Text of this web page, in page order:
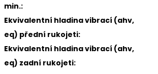
min.:
Ekvivalentní hladina vibrací (ahv,
eq) přední rukojeti:
Ekvivalentní hladina vibrací (ahv,
eq) zadní rukojeti: